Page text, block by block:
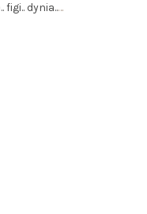
figi.. dynia..…